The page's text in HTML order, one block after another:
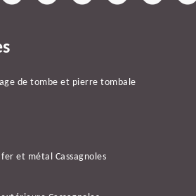
de tombe et pierre tombale
et métal Cassagnoles